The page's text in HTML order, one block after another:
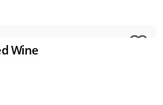
Wine